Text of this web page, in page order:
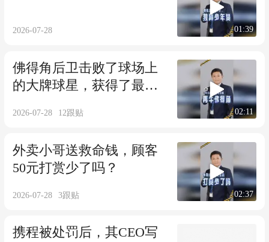
2026-07-28 01:39
佛得角后卫击败了球场上
的大牌球星，获得了最佳
2026-07-28 12跟贴 02:11
外卖小哥送救命钱，顾客
50元打赏少了吗？
2026-07-28 3跟贴 02:37
携程被处罚后，其CEO写